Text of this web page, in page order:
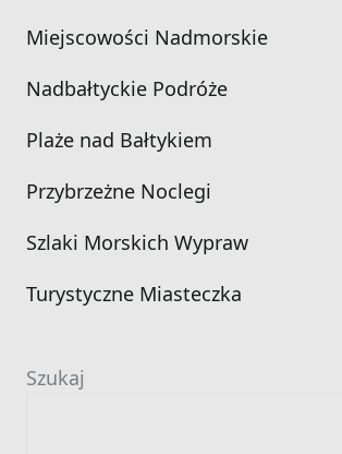
Miejscowości Nadmorskie
Nadbałtyckie Podróże
Plaże nad Bałtykiem
Przybrzeżne Noclegi
Szlaki Morskich Wypraw
Turystyczne Miasteczka
Szukaj